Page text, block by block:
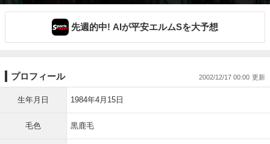
先週的中! AIが平安エルムSを大予想
プロフィール 2002/12/17 00:00
生年月日 1984年4月15日
毛色 黒鹿毛